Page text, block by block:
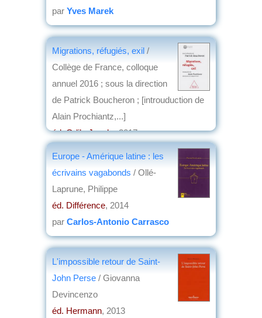
par Yves Marek
Migrations, réfugiés, exil /
Collège de France, colloque
annuel 2016 ; sous la direction
de Patrick Boucheron ; [introuduction de
Alain Prochiantz,...]
éd. Odile Jacob, 2017
Europe - Amérique latine : les
écrivains vagabonds / Ollé-
Laprune, Philippe
éd. Différence, 2014
par Carlos-Antonio Carrasco
L'impossible retour de Saint-
John Perse / Giovanna
Devincenzo
éd. Hermann, 2013